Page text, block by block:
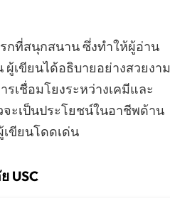
กที่สนุกสนาน ซึ่งทำให้ผู้อ่าน
เขียนได้อธิบายอย่างสวยงาม
เชื่อมโยงระหว่างเคมีและ
ะเป็นประโยชน์ในอาชีพด้าน
ขียนโดดเด่น
USC